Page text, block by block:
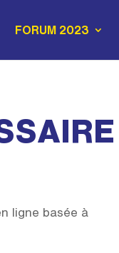
FORUM 2023
ligne basée à